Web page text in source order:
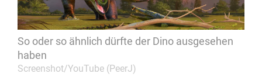
So oder so ähnlich dürfte der Dino ausgesehen
haben
Screenshot/YouTube (PeerJ)